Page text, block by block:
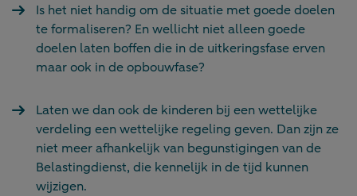
Is het niet handig om de situatie met goede doelen
te formaliseren? En wellicht niet alleen goede
doelen laten boffen die in de uitkeringsfase erven
maar ook in de opbouwfase?
Laten we dan ook de kinderen bij een wettelijke
verdeling een wettelijke regeling geven. Dan zijn ze
niet meer afhankelijk van begunstigingen van de
Belastingdienst, die kennelijk in de tijd kunnen
wijzigen.